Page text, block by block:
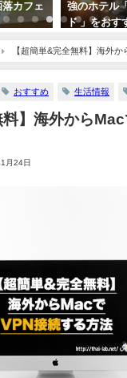
ナイテッ
理由
有効活用
がこちら
【超簡単&完全無料】海外か
おすすめ 生活情報
料】海外から
月24日